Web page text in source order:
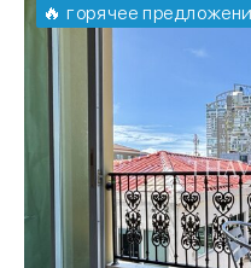
🔥 горячее